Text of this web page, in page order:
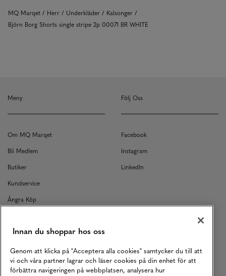
MQ Marqet Herr Underkläder
Kalsonger
Björn Borg Shorts single stripe 2p 00071 BR WHITE
Meny
Om MQ Marqet
Bli Medlem
Butiker
Kundservice
Ångra Köp
Returer
Köpvillkor
Karriär
Följ Oss
Facebook
Instagram
LinkedIn
Innan du shoppar hos oss
Genom att klicka på "Acceptera alla cookies" samtycker du till att
vi och våra partner lagrar och läser cookies på din enhet för att
förbättra navigeringen på webbplatsen, analysera hur